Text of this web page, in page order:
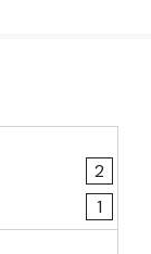
2
1